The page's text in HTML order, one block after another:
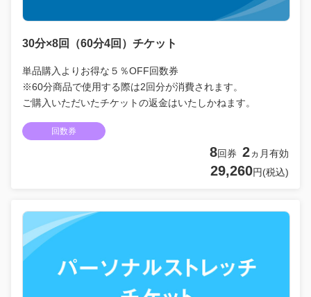
30分×8回（60分4回）チケット
単品購入よりお得な５％OFF回数券
※60分商品で使用する際は2回分が消費されます。
ご購入いただいたチケットの返金はいたしかねます。
回数券
8回券 2ヵ月有効
29,260円(税込)